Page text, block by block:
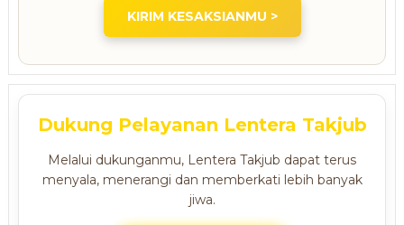
KIRIM KESAKSIANMU >
Dukung Pelayanan Lentera Takjub
Melalui dukunganmu, Lentera Takjub dapat terus
menyala, menerangi dan memberkati lebih banyak
jiwa.